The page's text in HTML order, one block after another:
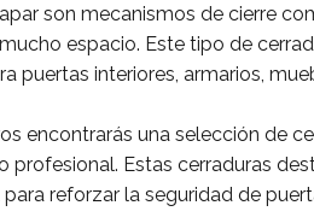
son mecanismos de cierre
espacio. Este tipo de
puertas interiores, armarios,
encontrarás una selección de
profesional. Estas cerraduras
reforzar la seguridad de